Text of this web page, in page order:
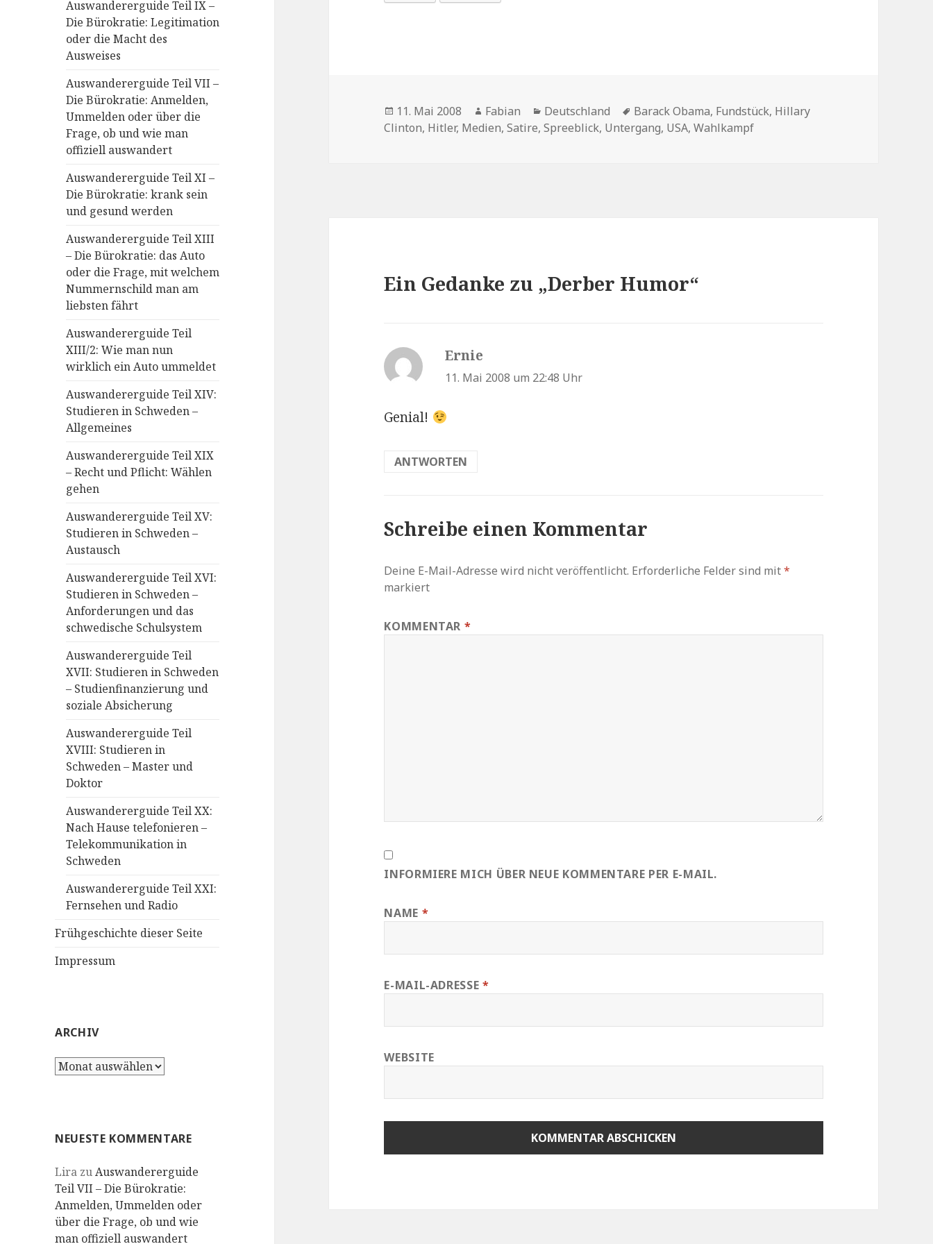
Auswandererguide Teil IX –
Die Bürokratie: Legitimation
oder die Macht des
Ausweises
Auswandererguide Teil VII –
Die Bürokratie: Anmelden,
Ummelden oder über die
Frage, ob und wie man
offiziell auswandert
Auswandererguide Teil XI –
Die Bürokratie: krank sein
und gesund werden
Auswandererguide Teil XIII
– Die Bürokratie: das Auto
oder die Frage, mit welchem
Nummernschild man am
liebsten fährt
Auswandererguide Teil
XIII/2: Wie man nun
wirklich ein Auto ummeldet
Auswandererguide Teil XIV:
Studieren in Schweden –
Allgemeines
Auswandererguide Teil XIX
– Recht und Pflicht: Wählen
gehen
Auswandererguide Teil XV:
Studieren in Schweden –
Austausch
Auswandererguide Teil XVI:
Studieren in Schweden –
Anforderungen und das
schwedische Schulsystem
Auswandererguide Teil
XVII: Studieren in Schweden
– Studienfinanzierung und
soziale Absicherung
Auswandererguide Teil
XVIII: Studieren in
Schweden – Master und
Doktor
Auswandererguide Teil XX:
Nach Hause telefonieren –
Telekommunikation in
Schweden
Auswandererguide Teil XXI:
Fernsehen und Radio
Frühgeschichte dieser Seite
Impressum
ARCHIV
Archiv
NEUESTE KOMMENTARE
Lira zuAuswandererguide
Teil VII – Die Bürokratie:
Anmelden, Ummelden oder
über die Frage, ob und wie
man offiziell auswandert
Veröffentlicht
am
11. Mai 2008 Autor
Fabian Kategorien
Deutschland Schlagwörter
Barack Obama, Fundstück, Hillary
Clinton, Hitler, Medien,Satire,Spreeblick, Untergang, USA,Wahlkampf
Ein Gedanke zu „Derber Humor“
Ernie
11. Mai 2008 um 22:48 Uhr
Genial!
ANTWORTEN
Schreibe einen Kommentar
Deine E-Mail-Adresse wird nicht veröffentlicht. Erforderliche Felder sind mit*
markiert
KOMMENTAR *
INFORMIERE MICH ÜBER NEUE KOMMENTARE PER E-MAIL.
NAME *
E-MAIL-ADRESSE *
WEBSITE